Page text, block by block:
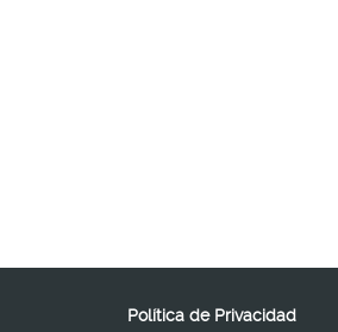
Política de Privacidad